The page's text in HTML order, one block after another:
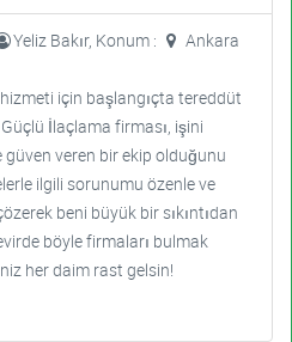
Yeliz Bakır, Konum :
Ankara
için başlangıçta tereddüt
İlaçlama firması, işini
veren bir ekip olduğunu
ilgili sorunumu özenle ve
beni büyük bir sıkıntıdan
böyle firmaları bulmak
her daim rast gelsin!